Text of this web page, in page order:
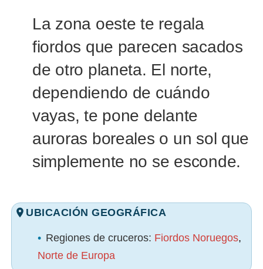
La zona oeste te regala
fiordos que parecen sacados
de otro planeta. El norte,
dependiendo de cuándo
vayas, te pone delante
auroras boreales o un sol que
simplemente no se esconde.
UBICACIÓN GEOGRÁFICA
• Regiones de cruceros: Fiordos Noruegos,
Norte de Europa